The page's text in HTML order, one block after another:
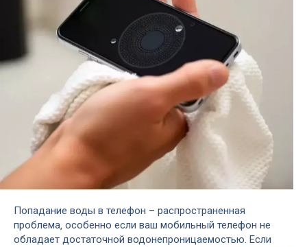
Попадание воды в телефон – распространенная
проблема‚ особенно если ваш мобильный телефон не
обладает достаточной водонепроницаемостью. Если